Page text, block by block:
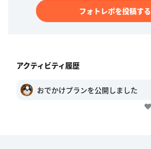
フォトレポを投稿する
アクティビティ履歴
おでかけプランを公開しました